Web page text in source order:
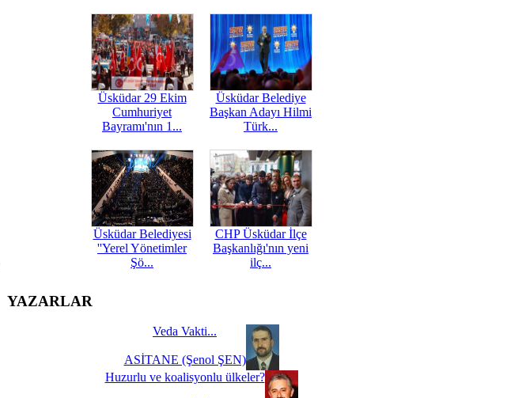
Üsküdar 29 Ekim
Cumhuriyet
Bayramı'nın 1...
Üsküdar Belediye
Başkan Adayı Hilmi
Türk...
Üsküdar Belediyesi
''Yerel Yönetimler
Şö...
CHP Üsküdar İlçe
Başkanlığı'nın yeni
ilç...
YAZARLAR
Veda Vakti...
ASİTANE (Şenol ŞEN)
Huzurlu ve koalisyonlu ülkeler?